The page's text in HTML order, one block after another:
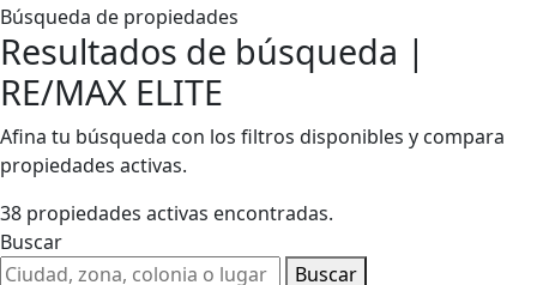
Búsqueda de propiedades
Resultados de búsqueda |
RE/MAX ELITE
Afina tu búsqueda con los filtros disponibles y compara
propiedades activas.
38 propiedades activas encontradas.
Buscar
Buscar